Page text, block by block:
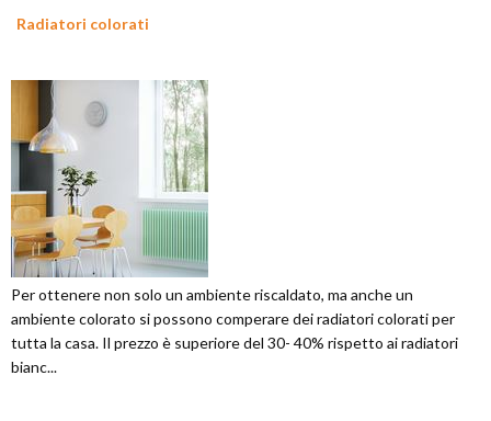
Radiatori colorati
Per ottenere non solo un ambiente riscaldato, ma anche un
ambiente colorato si possono comperare dei radiatori colorati per
tutta la casa. Il prezzo è superiore del 30- 40% rispetto ai radiatori
bianc...